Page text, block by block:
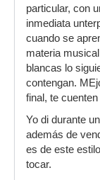
particular, con
inmediata
cuando se
materia
blancas lo
contengan.
final, te
Yo di durante
además de
es de este
tocar.